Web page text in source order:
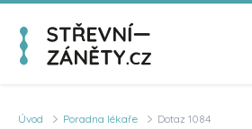
Úvod Poradna lékaře Dotaz 1084